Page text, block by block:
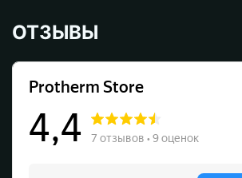
ОТЗЫВЫ